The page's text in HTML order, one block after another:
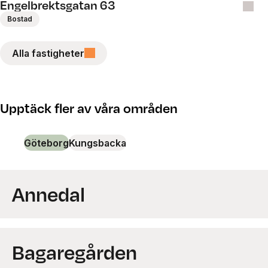
Bostadsadress
E-post *
Engelbrektsgatan 63
Bostad
Alla fastigheter
Upptäck fler av våra områden
GöteborgKungsbacka
Annedal
Bagaregården